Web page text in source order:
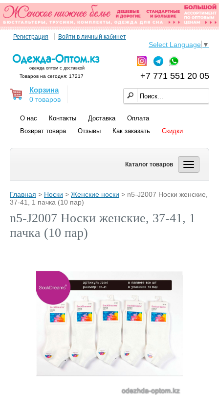
Регистрация Войти в личный кабинет
Select Language ▼
одежда оптом с доставкой
+7 771 551 20 05
Товаров на сегодня: 17217
Корзина
0 товаров
О нас Контакты Доставка
Оплата
Возврат товара
Отзывы Как заказать Скидки
Каталог товаров
Главная > Носки > Женские носки > n5-J2007 Носки женские,
37-41, 1 пачка (10 пар)
n5-J2007 Носки женские, 37-41, 1
пачка (10 пар)